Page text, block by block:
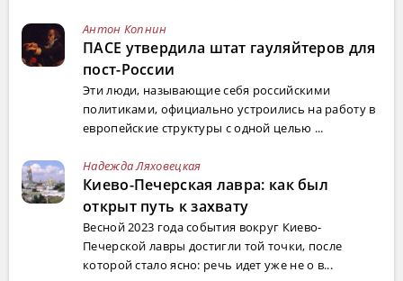
Антон Копнин
ПАСЕ утвердила штат гауляйтеров для
пост-России
Эти люди, называющие себя российскими
политиками, официально устроились на работу в
европейские структуры с одной целью ...
Надежда Ляховецкая
Киево-Печерская лавра: как был
открыт путь к захвату
Весной 2023 года события вокруг Киево-
Печерской лавры достигли той точки, после
которой стало ясно: речь идет уже не о в...